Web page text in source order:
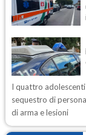
I quattro
sequestro di
di arma e lesioni